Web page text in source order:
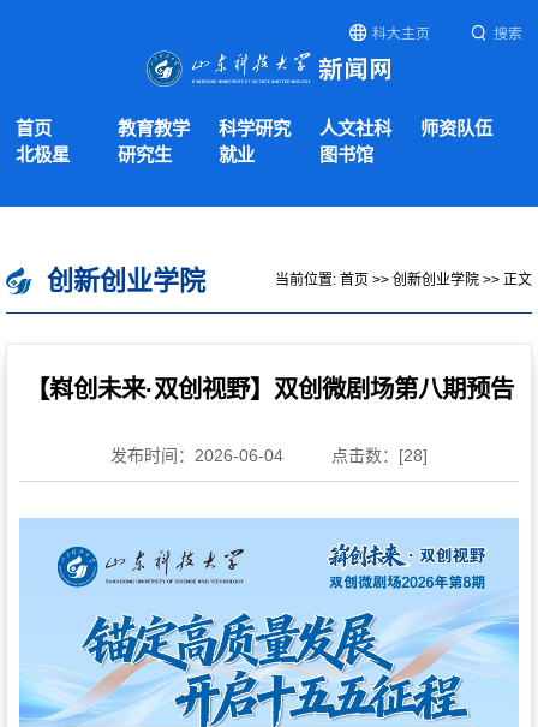
科大主页 搜索
首页 教育教学 科学研究 人文社科
师资队伍
北极星
研究生 就业 图书馆
创新创业学院 当前位置: 首页 >> 创新创业学院 >> 正文
【嵙创未来·双创视野】双创微剧场第八期预告
发布时间：2026-06-04 点击数：[28]